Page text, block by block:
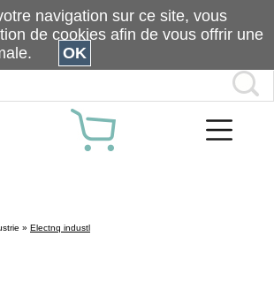
» Electnq industl
navigation sur ce site, vous
de cookies afin de vous offrir une
OK